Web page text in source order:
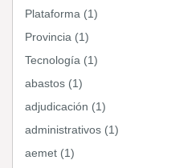
Plataforma (1)
Provincia (1)
Tecnología (1)
abastos (1)
adjudicación (1)
administrativos (1)
aemet (1)